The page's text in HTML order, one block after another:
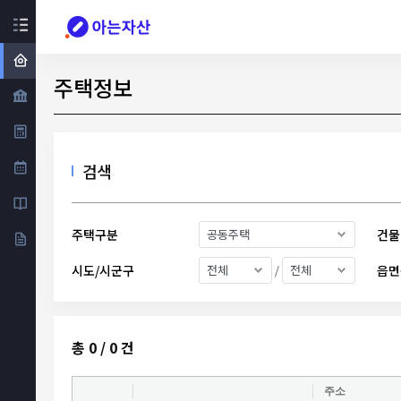
주택정보
검색
주택구분 건물
시도/시군구 / 읍
총 0 / 0건
주소